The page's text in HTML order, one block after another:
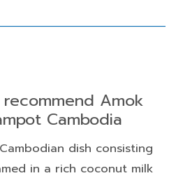
Amok
Cambodia
dish consisting
in a rich coconut milk